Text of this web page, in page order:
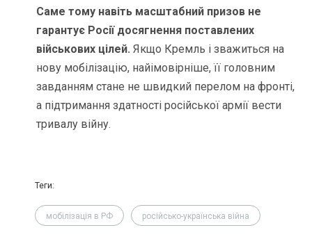
Саме тому навіть масштабний призов не
гарантує Росії досягнення поставлених
військових цілей. Якщо Кремль і зважиться на
нову мобілізацію, найімовірніше, її головним
завданням стане не швидкий перелом на фронті,
а підтримання здатності російської армії вести
тривалу війну.
Теги:
мобілізація в РФ російсько-українська війна